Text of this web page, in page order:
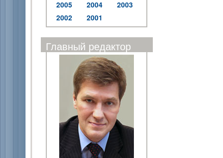
2005
2004
2003
2002
2001
Главный редактор